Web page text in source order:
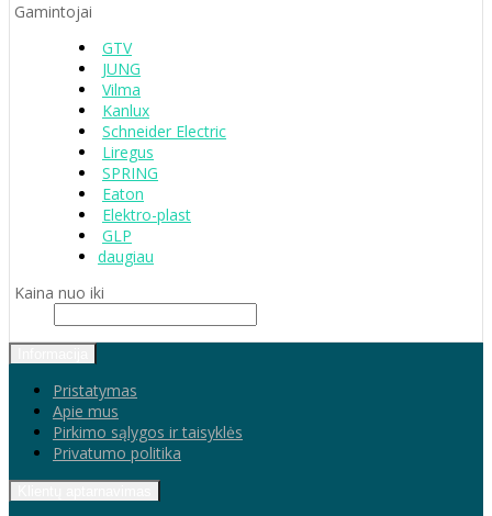
Gamintojai
GTV
JUNG
Vilma
Kanlux
Schneider Electric
Liregus
SPRING
Eaton
Elektro-plast
GLP
daugiau
Kaina nuo iki
Pristatymas
Apie mus
Pirkimo sąlygos ir taisyklės
Privatumo politika